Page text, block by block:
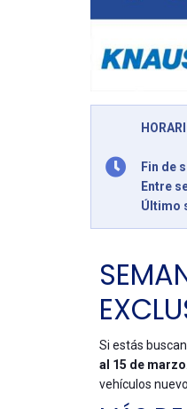
Fin de
Entre
Último
Si estás
al 15 de marzo
vehículos